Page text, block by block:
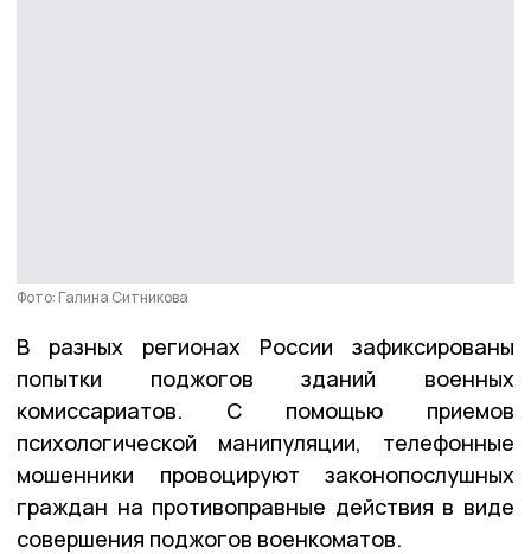
Фото: Галина Ситникова
В разных регионах России зафиксированы
попытки поджогов зданий военных
комиссариатов. С помощью приемов
психологической манипуляции, телефонные
мошенники провоцируют законопослушных
граждан на противоправные действия в виде
совершения поджогов военкоматов.